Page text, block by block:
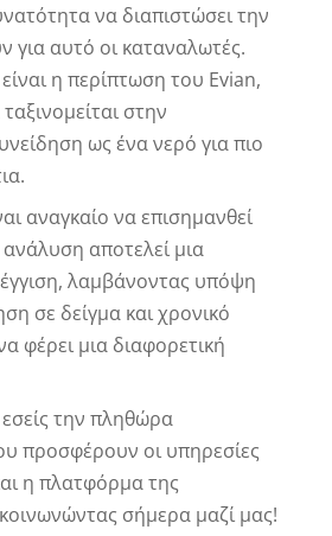
να διαπιστώσει την
για αυτό οι καταναλωτές.
η περίπτωση του Evian,
στην
ως ένα νερό για πιο
αναγκαίο να επισημανθεί
αποτελεί μια
λαμβάνοντας υπόψη
σε δείγμα και χρονικό
φέρει μια διαφορετική
εσείς την πληθώρα
προσφέρουν οι υπηρεσίες
η πλατφόρμα της
σήμερα μαζί μας!